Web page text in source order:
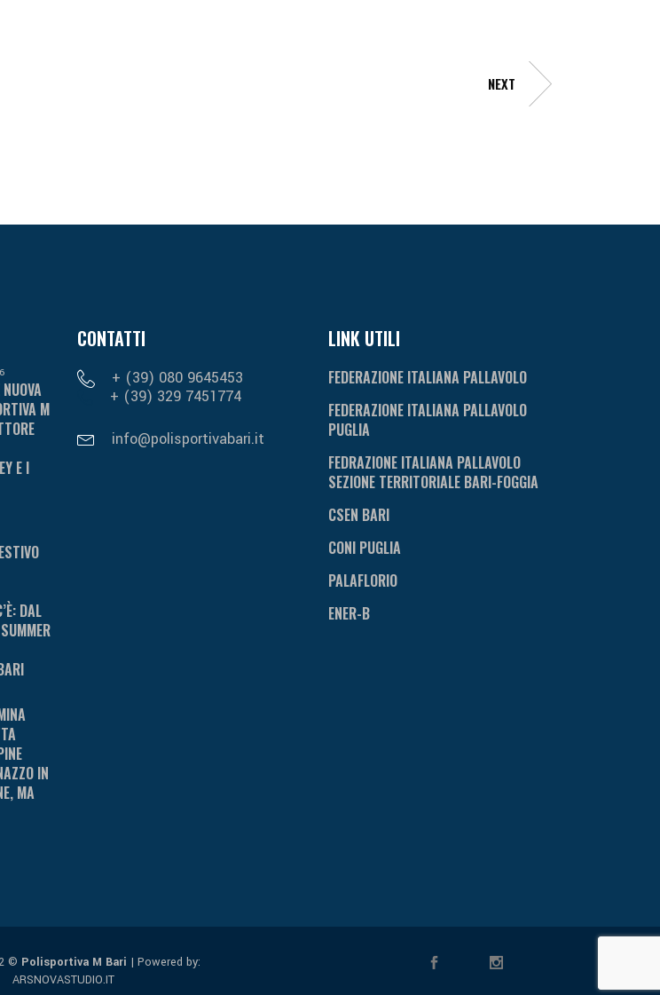
NEXT
M
E I
DAL
IN
MA
CONTATTI
+ (39) 080 9645453
+ (39) 329 7451774
info@polisportivabari.it
LINK UTILI
FEDERAZIONE ITALIANA PALLAVOLO
FEDERAZIONE ITALIANA PALLAVOLO
PUGLIA
FEDRAZIONE ITALIANA PALLAVOLO
SEZIONE TERRITORIALE BARI-FOGGIA
CSEN BARI
CONI PUGLIA
PALAFLORIO
ENER-B
© Polisportiva M Bari | Powered by:
ARSNOVASTUDIO.IT